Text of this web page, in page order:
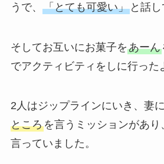
うで、 「とても可愛い」と話し
そしてお互いにお菓子をあーん
でアクティビティをしに行った
2人はジップラインにいき、妻
ところを言うミッションがあり
言っていました。